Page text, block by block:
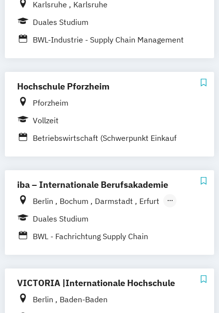
Karlsruhe
Karlsruhe
Duales Studium
BWL-Industrie - Supply Chain Management
Hochschule Pforzheim
Pforzheim
Vollzeit
Betriebswirtschaft (Schwerpunkt Einkauf
iba – Internationale Berufsakademie
Berlin Bochum Darmstadt
Erfurt
Hamburg
Heidelberg
Online-Campus
Duales Studium
BWL - Fachrichtung Supply Chain
VICTORIA |Internationale Hochschule
Berlin
Baden-Baden